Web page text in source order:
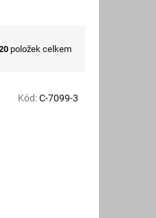
položek celkem
Kód:C-7099-3